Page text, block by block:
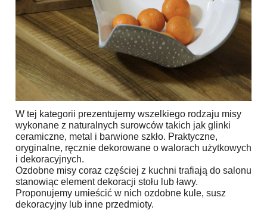
W tej kategorii prezentujemy wszelkiego rodzaju misy
wykonane z naturalnych surowców takich jak glinki
ceramiczne, metal i barwione szkło. Praktyczne,
oryginalne, ręcznie dekorowane o walorach użytkowych
i dekoracyjnych.
Ozdobne misy coraz częściej z kuchni trafiają do salonu
stanowiąc element dekoracji stołu lub ławy.
Proponujemy umieścić w nich ozdobne kule, susz
dekoracyjny lub inne przedmioty.